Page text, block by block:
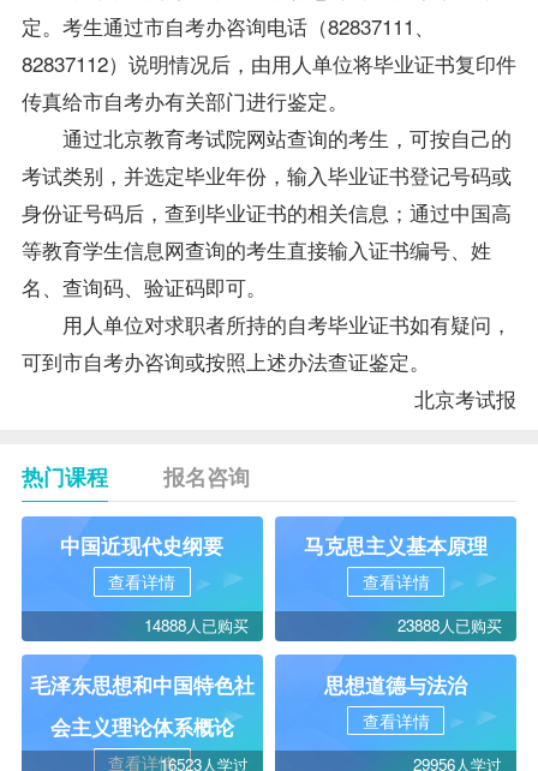
定。考生通过市自考办咨询电话（82837111、
82837112）说明情况后，由用人单位将毕业证书复印件
传真给市自考办有关部门进行鉴定。
通过北京教育考试院网站查询的考生，可按自己的
考试类别，并选定毕业年份，输入毕业证书登记号码或
身份证号码后，查到毕业证书的相关信息；通过中国高
等教育学生信息网查询的考生直接输入证书编号、姓
名、查询码、验证码即可。
用人单位对求职者所持的自考毕业证书如有疑问，
可到市自考办咨询或按照上述办法查证鉴定。
北京考试报
热门课程 报名咨询
中国近现代史纲要
查看详情
14888人已购买
马克思主义基本原理
查看详情
23888人已购买
毛泽东思想和中国特色社
会主义理论体系概论
查看详情16523人学过
思想道德与法治
查看详情
29956人学过